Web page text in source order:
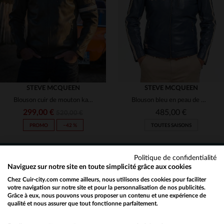
TAILLES DISPONIBLES
STEVE MCQUEEN
Blouson cuir de mouton kaki, coupe slim, hommage à McQueen.
299,00 €
PROMO −42 %
TAILLES DISPONIBLES
STEVE MCQUEEN
Blouson bleu en peau de mouton souple, style racing, patchs Le Mans.
485,00 €
TOUTES SAISONS
NEWSLETTER
Recevez par mail nos promos
et bons plans !
Would you like to be redirected to our English site?
Politique de confidentialité
Naviguez sur notre site en toute simplicité grâce aux cookies
Chez Cuir-city.com comme ailleurs, nous utilisons des cookies pour faciliter
votre navigation sur notre site et pour la personnalisation de nos publicités.
Grâce à eux, nous pouvons vous proposer un contenu et une expérience de
qualité et nous assurer que tout fonctionne parfaitement.